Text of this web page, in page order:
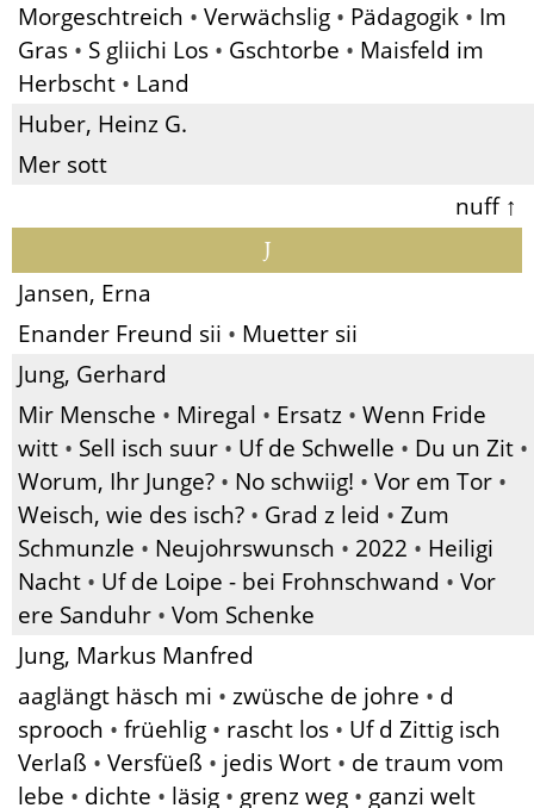
Morgeschtreich • Verwächslig • Pädagogik • Im
Gras • S gliichi Los • Gschtorbe • Maisfeld im
Herbscht • Land
Huber, Heinz G.
Mer sott
nuff ↑
J
Jansen, Erna
Enander Freund sii • Muetter sii
Jung, Gerhard
Mir Mensche • Miregal • Ersatz • Wenn Fride
witt • Sell isch suur • Uf de Schwelle • Du un Zit •
Worum, Ihr Junge? • No schwiig! • Vor em Tor •
Weisch, wie des isch? • Grad z leid • Zum
Schmunzle • Neujohrswunsch • 2022 • Heiligi
Nacht • Uf de Loipe - bei Frohnschwand • Vor
ere Sanduhr • Vom Schenke
Jung, Markus Manfred
aaglängt häsch mi • zwüsche de johre • d
sprooch • früehlig • rascht los • Uf d Zittig isch
Verlaß • Versfüeß • jedis Wort • de traum vom
lebe • dichte • läsig • grenz weg • ganzi welt